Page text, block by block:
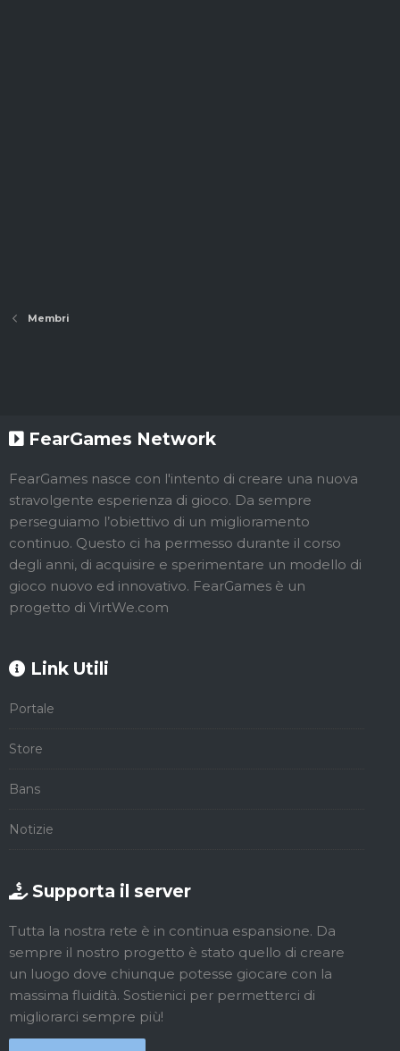
Membri
FearGames Network
FearGames nasce con l'intento di creare una nuova
stravolgente esperienza di gioco. Da sempre
perseguiamo l’obiettivo di un miglioramento
continuo. Questo ci ha permesso durante il corso
degli anni, di acquisire e sperimentare un modello di
gioco nuovo ed innovativo. FearGames è un
progetto di VirtWe.com
Link Utili
Portale
Store
Bans
Notizie
Supporta il server
Tutta la nostra rete è in continua espansione. Da
sempre il nostro progetto è stato quello di creare
un luogo dove chiunque potesse giocare con la
massima fluidità. Sostienici per permetterci di
migliorarci sempre più!